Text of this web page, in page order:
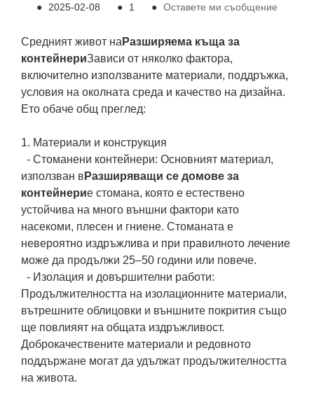
● 2025-02-08 ● 1 ● Оставете ми съобщение
Средният живот на Разширяема къща за
контейнериЗависи от няколко фактора,
включително използваните материали, поддръжка,
условия на околната среда и качество на дизайна.
Ето обаче общ преглед:
1. Материали и конструкция
- Стоманени контейнери: Основният материал,
използван в Разширяващи се домове за
контейнерие стомана, която е естествено
устойчива на много външни фактори като
насекоми, плесен и гниене. Стоманата е
невероятно издръжлива и при правилното лечение
може да продължи 25–50 години или повече.
- Изолация и довършителни работи:
Продължителността на изолационните материали,
вътрешните облицовки и външните покрития също
ще повлияят на общата издръжливост.
Доброкачествените материали и редовното
поддържане могат да удължат продължителността
на живота.